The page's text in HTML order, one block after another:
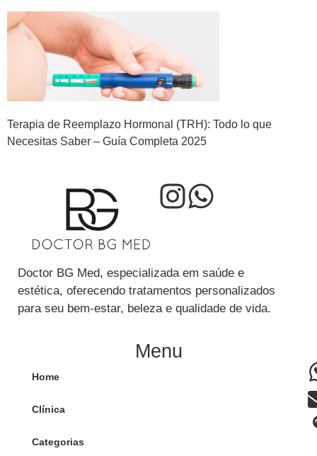
Terapia de Reemplazo Hormonal (TRH): Todo lo que
Necesitas Saber – Guía Completa 2025
Doctor BG Med, especializada em saúde e
estética, oferecendo tratamentos personalizados
para seu bem-estar, beleza e qualidade de vida.
Menu
Home
Clínica
Categorias